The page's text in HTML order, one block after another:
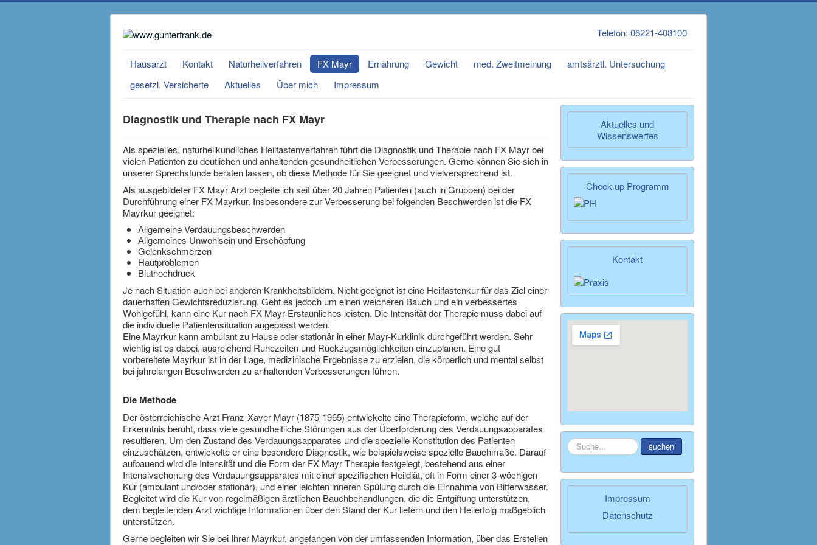
Telefon: 06221-408100
Hausarzt Kontakt Naturheilverfahren FX Mayr Ernährung Gewicht med. Zweitmeinung
amtsärztl. Untersuchung
gesetzl. Versicherte
Aktuelles Über mich Impressum
Diagnostik und Therapie nach FX Mayr
Als spezielles, naturheilkundliches Heilfastenverfahren führt die Diagnostik und Therapie nach FX Mayr bei
vielen Patienten zu deutlichen und anhaltenden gesundheitlichen Verbesserungen. Gerne können Sie sich in
unserer Sprechstunde beraten lassen, ob diese Methode für Sie geeignet und vielversprechend ist.
Als ausgebildeter FX Mayr Arzt begleite ich seit über 20 Jahren Patienten (auch in Gruppen) bei der
Durchführung einer FX Mayrkur. Insbesondere zur Verbesserung bei folgenden Beschwerden ist die FX
Mayrkur geeignet:
Allgemeine Verdauungsbeschwerden
Allgemeines Unwohlsein und Erschöpfung
Gelenkschmerzen
Hautproblemen
Bluthochdruck
Je nach Situation auch bei anderen Krankheitsbildern. Nicht geeignet ist eine Heilfastenkur für das Ziel einer
dauerhaften Gewichtsreduzierung. Geht es jedoch um einen weicheren Bauch und ein verbessertes
Wohlgefühl, kann eine Kur nach FX Mayr Erstaunliches leisten. Die Intensität der Therapie muss dabei auf
die individuelle Patientensituation angepasst werden.
Eine Mayrkur kann ambulant zu Hause oder stationär in einer Mayr-Kurklinik durchgeführt werden. Sehr
wichtig ist es dabei, ausreichend Ruhezeiten und Rückzugsmöglichkeiten einzuplanen. Eine gut
vorbereitete Mayrkur ist in der Lage, medizinische Ergebnisse zu erzielen, die körperlich und mental selbst
bei jahrelangen Beschwerden zu anhaltenden Verbesserungen führen.
Die Methode
Der österreichische Arzt Franz-Xaver Mayr (1875-1965) entwickelte eine Therapieform, welche auf der
Erkenntnis beruht, dass viele gesundheitliche Störungen aus der Überforderung des Verdauungsapparates
resultieren. Um den Zustand des Verdauungsapparates und die spezielle Konstitution des Patienten
einzuschätzen, entwickelte er eine besondere Diagnostik, wie beispielsweise spezielle Bauchmaße. Darauf
aufbauend wird die Intensität und die Form der FX Mayr Therapie festgelegt, bestehend aus einer
Intensivschonung des Verdauungsapparates mit einer spezifischen Heildiät, oft in Form einer 3-wöchigen
Kur (ambulant und/oder stationär), und einer leichten inneren Spülung durch die Einnahme von Bitterwasser.
Begleitet wird die Kur von regelmäßigen ärztlichen Bauchbehandlungen, die die Entgiftung unterstützen,
dem begleitenden Arzt wichtige Informationen über den Stand der Kur liefern und den Heilerfolg maßgeblich
unterstützen.
Gerne begleiten wir Sie bei Ihrer Mayrkur, angefangen von der umfassenden Information, über das Erstellen
Aktuelles und
Wissenswertes
Check-up Programm
Kontakt
Suchen
...
suchen
Impressum
Datenschutz